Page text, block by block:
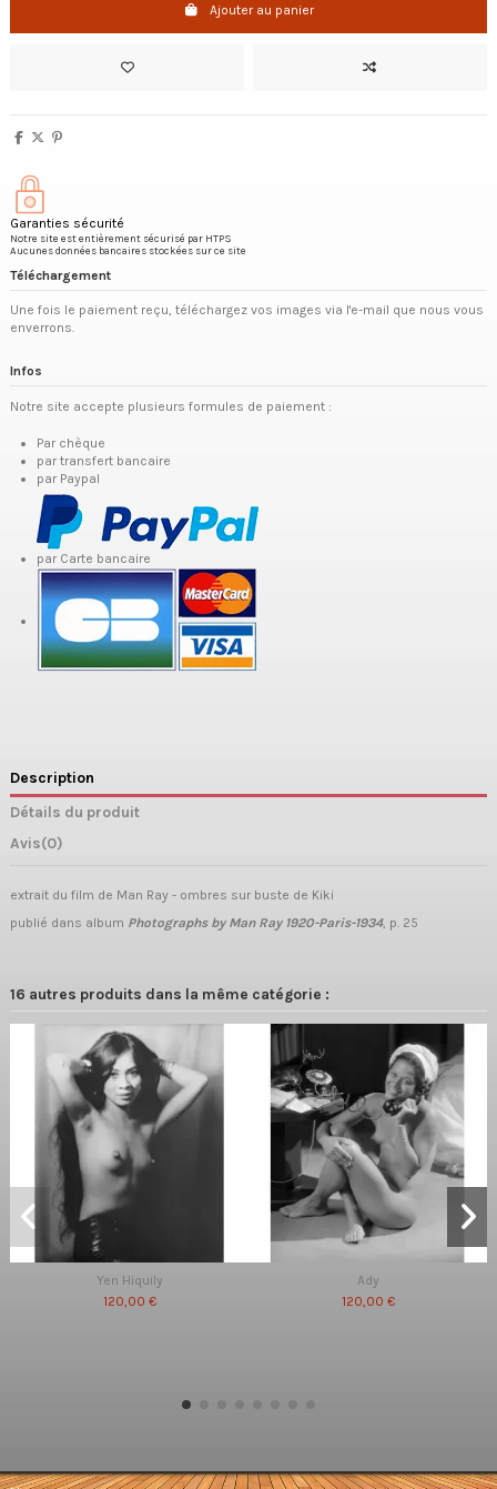
Ajouter au panier
Garanties sécurité
Notre site est entièrement sécurisé par HTPS
Aucunes données bancaires stockées sur ce site
Téléchargement
Une fois le paiement reçu, téléchargez vos images via l'e-mail que nous vous
enverrons.
Infos
Notre site accepte plusieurs formules de paiement :
Par chèque
par transfert bancaire
par Paypal
par Carte bancaire
Description
Détails du produit
Avis(0)
extrait du film de Man Ray - ombres sur buste de Kiki
publié dans album Photographs by Man Ray 1920-Paris-1934, p. 25
16 autres produits dans la même catégorie :
Yen Hiquily
120,00 €
Ady
120,00 €